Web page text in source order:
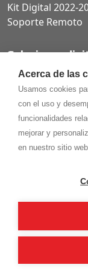
Acerca de las
Usamos cookies
con el uso y
funcionalidades
mejorar y
en nuestro sitio
Kit Digital 2022-
Soporte Remoto
Soluciones
Páginas web
Tiendas online
Carta QR
Gormaz